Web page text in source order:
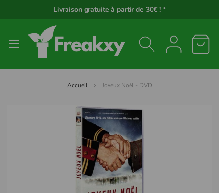
Livraison gratuite à partir de 30€ ! *
Accueil Joyeux Noël - DVD
Panneau de gestion des cookies